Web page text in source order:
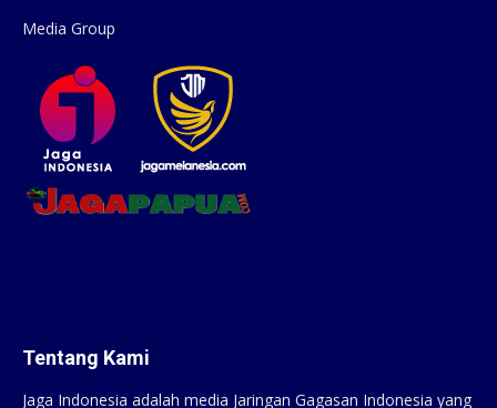
Media Group
Tentang Kami
Jaga Indonesia adalah media Jaringan Gagasan Indonesia yang